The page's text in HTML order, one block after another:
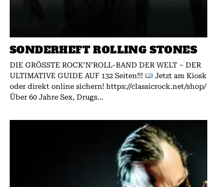
SONDERHEFT ROLLING STONES
DIE GRÖSSTE ROCK’N’ROLL-BAND DER WELT – DER
ULTIMATIVE GUIDE AUF 132 Seiten!!!
Jetzt am Kiosk
oder direkt online sichern! https://classicrock.net/shop/
Über 60 Jahre Sex, Drugs...